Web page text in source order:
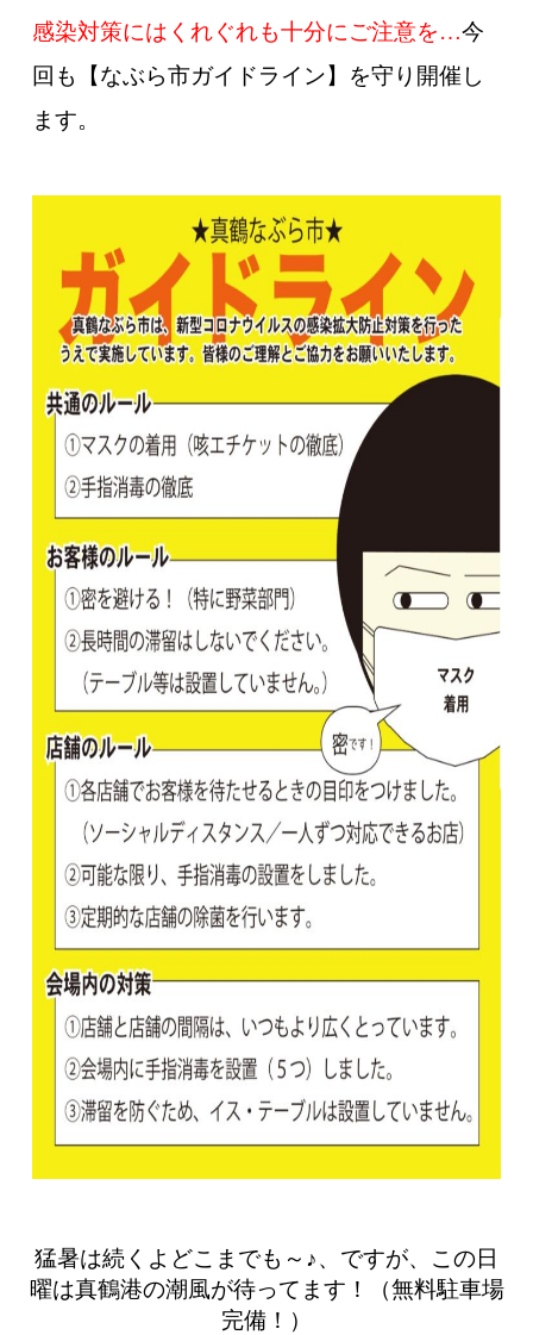
感染対策にはくれぐれも十分にご注意を…今
回も【なぶら市ガイドライン】を守り開催し
ます。
猛暑は続くよどこまでも～♪、ですが、この日
曜は真鶴港の潮風が待ってます！（無料駐車場
完備！）